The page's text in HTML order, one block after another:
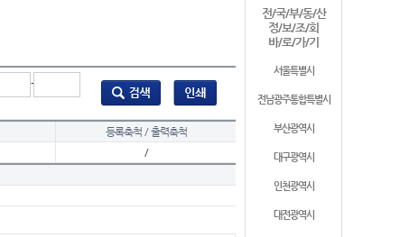
전/국/부/동/산
정/보/조/회
바/로/가/기
서울특별시
전남광주통합특별시
부산광역시
대구광역시
인천광역시
대전광역시
-
등록축척 / 출력축척
/